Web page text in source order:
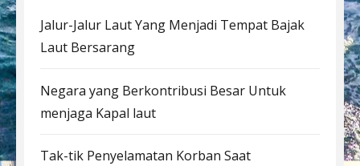
Jalur-Jalur Laut Yang Menjadi Tempat Bajak
Laut Bersarang
Negara yang Berkontribusi Besar Untuk
menjaga Kapal laut
Tak-tik Penyelamatan Korban Saat